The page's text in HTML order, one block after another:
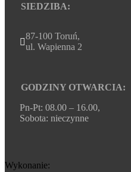
SIEDZIBA:

87-100 Toruń,
ul. Wapienna 2
GODZINY OTWARCIA:
Pn-Pt: 08.00 – 16.00,
Sobota: nieczynne
Wykonanie: